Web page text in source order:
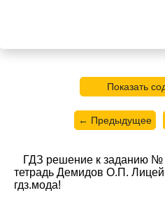
Показать
← Предыдущее
ГДЗ решение к заданию
тетрадь Демидов О.П.
гдз.мода!